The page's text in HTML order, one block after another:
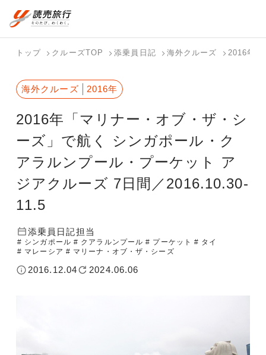
航空券+宿泊
フリーワード
検索する
国内旅行トップ
バスツアー
を探す
個人旅行
（ブーケ）
国内特集か
テーマから
写真から探
海外旅行トップ
海外特集か
ら探す
テーマから
探す
トップ クルーズTOP 添乗員日記 海外クルーズ 2016年
2016年「マリナー・オブ・ザ・シ
ーズ」で航く シンガポール・ク
アラルンプール・プーケット ア
ジアクルーズ 7日間／2016.10.30-
11.5
海外クルーズ 2016年
添乗員日記担当
# シンガポール # クアラルンプール # プーケット # タイ
# マレーシア # マリーナ・オブ・ザ・シーズ
2016.12.04 2024.06.06